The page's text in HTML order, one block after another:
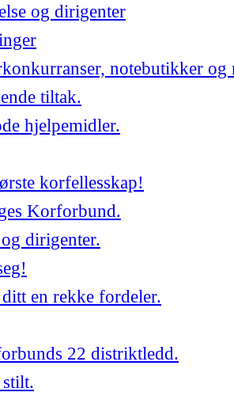
og dirigenter
notebutikker
tiltak.
hjelpemidler.
korfellesskap!
Korforbund.
dirigenter.
en rekke fordeler.
22 distriktledd.